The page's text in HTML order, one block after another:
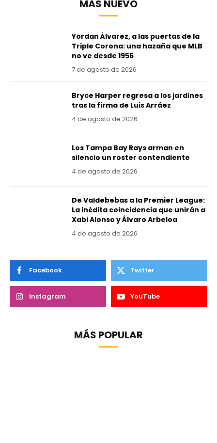
MÁS NUEVO
Yordan Álvarez, a las puertas de la
Triple Corona: una hazaña que MLB
no ve desde 1956
7 de agosto de 2026
Bryce Harper regresa a los jardines
tras la firma de Luis Arráez
4 de agosto de 2026
Los Tampa Bay Rays arman en
silencio un roster contendiente
4 de agosto de 2026
De Valdebebas a la Premier League:
La inédita coincidencia que unirán a
Xabi Alonso y Álvaro Arbeloa
4 de agosto de 2026
Facebook Twitter
Instagram YouTube
MÁS POPULAR